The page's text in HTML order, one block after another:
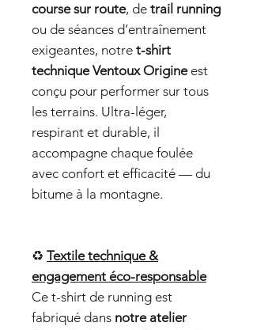
course sur route, de trail running
ou de séances d’entraînement
exigeantes, notre t-shirt
technique Ventoux Origineest
conçu pour performer sur tous
les terrains. Ultra-léger,
respirant et durable, il
accompagne chaque foulée
avec confort et efficacité — du
bitume à la montagne.
♻️ Textile technique &
engagement éco-responsable
Ce t-shirt de running est
fabriqué dans notre atelier